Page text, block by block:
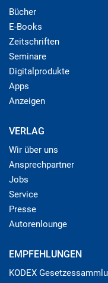
Bücher
E-Books
Zeitschriften
Seminare
Digitalprodukte
Apps
Anzeigen
VERLAG
Wir über uns
Ansprechpartner
Jobs
Service
Presse
Autorenlounge
EMPFEHLUNGEN
KODEX